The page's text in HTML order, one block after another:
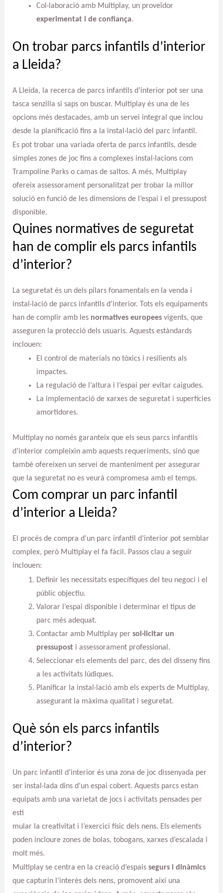
Col·laboració amb Multiplay, un proveïdor
experimentat i de confiança.
On trobar parcs infantils d’interior
a Lleida?
A Lleida, la recerca de parcs infantils d’interior pot ser una
tasca senzilla si saps on buscar. Multiplay és una de les
opcions més destacades, amb un servei integral que inclou
desde la planificació fins a la instal·lació del parc infantil.
Es pot trobar una variada oferta de parcs infantils, desde
simples zones de joc fins a complexes instal·lacions com
Trampoline Parks o camas de saltos. A més, Multiplay
ofereix assessorament personalitzat per trobar la millor
solució en funció de les dimensions de l’espai i el pressupost
disponible.
Quines normatives de seguretat
han de complir els parcs infantils
d’interior?
La seguretat és un dels pilars fonamentals en la venda i
instal·lació de parcs infantils d’interior. Tots els equipaments
han de complir amb les normatives europeesvigents, que
asseguren la protecció dels usuaris. Aquests estàndards
inclouen:
El control de materials no tòxics i resilients als
impactes.
La regulació de l’altura i l’espai per evitar caigudes.
La implementació de xarxes de seguretat i superfícies
amortidores.
Multiplay no només garanteix que els seus parcs infantils
d’interior compleixin amb aquests requeriments, sinó que
també ofereixen un servei de manteniment per assegurar
que la seguretat no es veurà compromesa amb el temps.
Com comprar un parc infantil
d’interior a Lleida?
El procés de compra d’un parc infantil d’interior pot semblar
complex, però Multiplay el fa fàcil. Passos clau a seguir
inclouen:
Definir les necessitats específiques del teu negoci i el
públic objectiu.
Valorar l’espai disponible i determinar el tipus de
parc més adequat.
Contactar amb Multiplay per sol·licitar un
pressupost i assessorament professional.
Seleccionar els elements del parc, des del disseny fins
a les activitats lúdiques.
Planificar la instal·lació amb els experts de Multiplay,
assegurant la màxima qualitat i seguretat.
Què són els parcs infantils
d’interior?
Un parc infantil d’interior és una zona de joc dissenyada per
ser instal·lada dins d’un espai cobert. Aquests parcs estan
equipats amb una varietat de jocs i activitats pensades per
esti
mular la creativitat i l’exercici físic dels nens. Els elements
poden incloure zones de bolas, tobogans, xarxes d’escalada i
molt més.
Multiplay se centra en la creació d’espais segurs i dinàmics
que capturin l’interès dels nens, promovent així una